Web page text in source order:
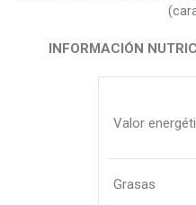
INFORMACIÓN
Valor
Grasas